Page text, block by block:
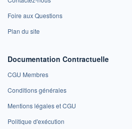
Foire aux Questions
Plan du site
Documentation Contractuelle
CGU Membres
Conditions générales
Mentions légales et CGU
Politique d'exécution